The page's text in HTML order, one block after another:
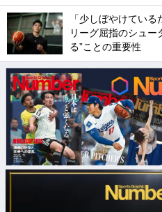
「少しぼやけてい
リーグ屈指のシュー
る”ことの重要性